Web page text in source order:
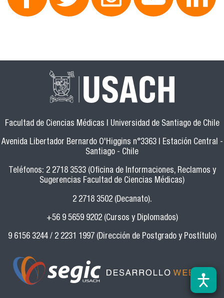
Facultad de Ciencias Médicas | Universidad de Santiago de Chile
Avenida Libertador Bernardo O'Higgins n°3363 | Estación Central -
Santiago - Chile
Teléfonos: 2 2718 3533 (Oficina de Informaciones, Reclamos y
Sugerencias Facultad de Ciencias Médicas)
2 2718 3502 (Decanato).
+56 9 5659 9202 (Cursos y Diplomados)
9 6156 3244 / 2 2231 1997 (Dirección de Postgrado y Postítulo)